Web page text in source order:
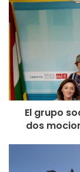
El grupo
dos